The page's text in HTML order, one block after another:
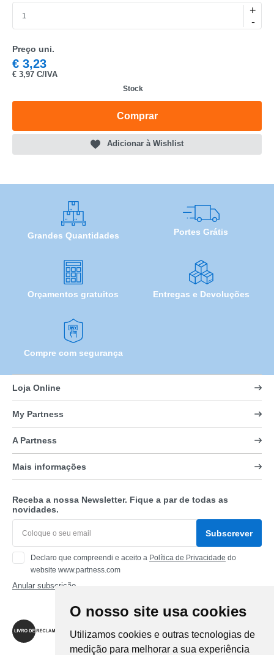
O nosso site usa cookies
Utilizamos cookies e outras tecnologias de
medição para melhorar a sua experiência
+
-
Preço uni.
€ 3,23
€ 3,97 C/IVA
Stock
Comprar
Adicionar à Wishlist
Grandes Quantidades Portes Grátis
Orçamentos gratuitos Entregas e Devoluções
Compre com segurança
Loja Online
My Partness
A Partness
Mais informações
Receba a nossa Newsletter. Fique a par de todas as
novidades.
Subscrever
Declaro que compreendi e aceito a Política de Privacidade do
website www.partness.com
Anular subscrição
Siga-nos